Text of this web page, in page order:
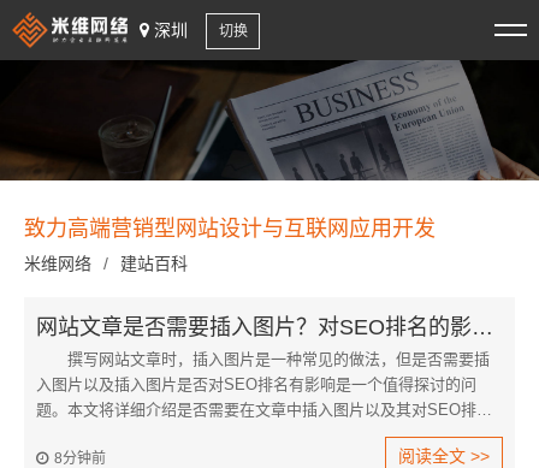
深圳 切换
致力高端营销型网站设计与互联网应用开发
米维网络 / 建站百科
网站文章是否需要插入图片？对SEO排名的影响是什么？
撰写网站文章时，插入图片是一种常见的做法，但是否需要插
入图片以及插入图片是否对SEO排名有影响是一个值得探讨的问
题。本文将详细介绍是否需要在文章中插入图片以及其对SEO排名
阅读全文 >>
8分钟前